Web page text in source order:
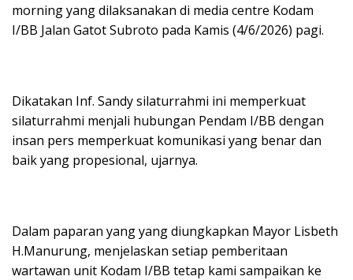
morning yang dilaksanakan di media centre Kodam
I/BB Jalan Gatot Subroto pada Kamis (4/6/2026) pagi.
Dikatakan Inf. Sandy silaturrahmi ini memperkuat
silaturrahmi menjali hubungan Pendam I/BB dengan
insan pers memperkuat komunikasi yang benar dan
baik yang propesional, ujarnya.
Dalam paparan yang yang diungkapkan Mayor Lisbeth
H.Manurung, menjelaskan setiap pemberitaan
wartawan unit Kodam I/BB tetap kami sampaikan ke